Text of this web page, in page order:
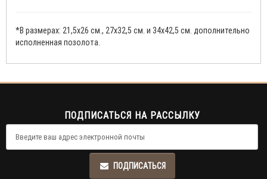
*В размерах: 21,5x26 см., 27x32,5 см. и 34x42,5 см. дополнительно
исполненная позолота.
ПОДПИСАТЬСЯ НА РАССЫЛКУ
ПОДПИСАТЬСЯ